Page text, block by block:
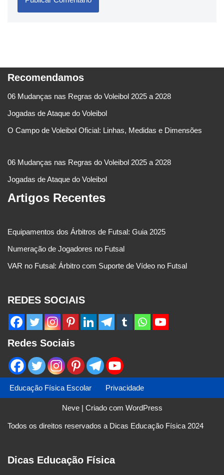
Recomendamos
06 Mudanças nas Regras do Voleibol 2025 a 2028
Jogadas de Ataque do Voleibol
O Campo de Voleibol Oficial: Linhas, Medidas e Dimensões
06 Mudanças nas Regras do Voleibol 2025 a 2028
Jogadas de Ataque do Voleibol
Artigos Recentes
Equipamentos dos Árbitros de Futsal: Guia 2025
Numeração de Jogadores no Futsal
VAR no Futsal: Árbitro com Suporte de Vídeo no Futsal
REDES SOCIAIS
Redes Sociais
Educação Física Escolar Privacidade
Neve| Criado com WordPress
Todos os direitos reservados a Dicas Educação Física 2024
Dicas Educação Física